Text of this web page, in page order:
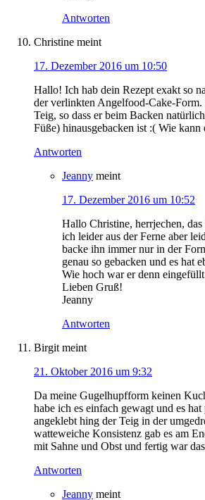
Antworten
Christine meint
17. Dezember 2016 um 10:50
Hallo! Ich hab dein Rezept exakt so
der verlinkten Angelfood-Cake-Form.
Teig, so dass er beim Backen
Füße) hinausgebacken ist :( Wie kann
Antworten
Jeanny meint
17. Dezember 2016 um 10:52
Hallo Christine, herrjechen, das
ich leider aus der Ferne aber
backe ihn immer nur in der
genau so gebacken und es hat
Wie hoch war er denn
Lieben Gruß!
Jeanny
Antworten
Birgit meint
21. Oktober 2016 um 9:32
Da meine Gugelhupfform keinen
habe ich es einfach gewagt und es
angeklebt hing der Teig in der
watteweiche Konsistenz gab es am
mit Sahne und Obst und fertig war
Antworten
Jeanny meint